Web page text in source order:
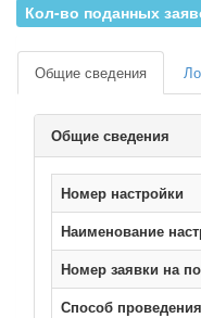
Кол-во поданных
Общие сведения
Общие сведения
Номер настройки
Наименование
Номер заявки на
Способ